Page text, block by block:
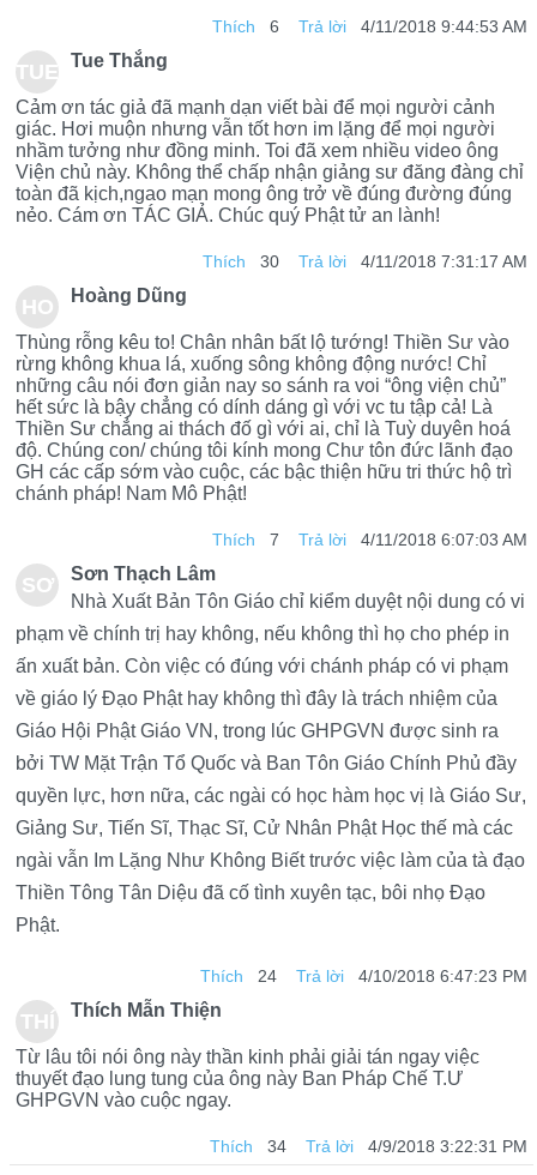
KH
OA
Thích 6 Trả lời 4/11/2018 9:44:53 AM
TUE
TH
ẮN
G
Tue Thắng
Cảm ơn tác giả đã mạnh dạn viết bài để mọi người cảnh
giác. Hơi muộn nhưng vẫn tốt hơn im lặng để mọi người
nhầm tưởng như đồng minh. Toi đã xem nhiều video ông
Viện chủ này. Không thể chấp nhận giảng sư đăng đàng chỉ
toàn đã kịch,ngao mạn mong ông trở về đúng đường đúng
nẻo. Cám ơn TÁC GIẢ. Chúc quý Phật tử an lành!
Thích 30 Trả lời 4/11/2018 7:31:17 AM
HO
ÀN
G
DŨ
NG
Hoàng Dũng
Thùng rỗng kêu to! Chân nhân bất lộ tướng! Thiền Sư vào
rừng không khua lá, xuống sông không động nước! Chỉ
những câu nói đơn giản nay so sánh ra voi “ông viện chủ”
hết sức là bậy chẳng có dính dáng gì với vc tu tập cả! Là
Thiền Sư chẳng ai thách đố gì với ai, chỉ là Tuỳ duyên hoá
độ. Chúng con/ chúng tôi kính mong Chư tôn đức lãnh đạo
GH các cấp sớm vào cuộc, các bậc thiện hữu tri thức hộ trì
chánh pháp! Nam Mô Phật!
Thích 7 Trả lời 4/11/2018 6:07:03 AM
SƠ
N
TH
ẠC
H
LÂ
Sơn Thạch Lâm
Nhà Xuất Bản Tôn Giáo chỉ kiểm duyệt nội dung có vi
phạm về chính trị hay không, nếu không thì họ cho phép in
ấn xuất bản. Còn việc có đúng với chánh pháp có vi phạm
về giáo lý Đạo Phật hay không thì đây là trách nhiệm của
Giáo Hội Phật Giáo VN, trong lúc GHPGVN được sinh ra
bởi TW Mặt Trận Tổ Quốc và Ban Tôn Giáo Chính Phủ đầy
quyền lực, hơn nữa, các ngài có học hàm học vị là Giáo Sư,
Giảng Sư, Tiến Sĩ, Thạc Sĩ, Cử Nhân Phật Học thế mà các
ngài vẫn Im Lặng Như Không Biết trước việc làm của tà đạo
Thiền Tông Tân Diệu đã cố tình xuyên tạc, bôi nhọ Đạo
Phật.
Thích 24 Trả lời 4/10/2018 6:47:23 PM
THÍ
CH
MẪ
Thích Mẫn Thiện
Từ lâu tôi nói ông này thần kinh phải giải tán ngay việc
thuyết đạo lung tung của ông này Ban Pháp Chế T.Ư
GHPGVN vào cuộc ngay.
Thích 34 Trả lời 4/9/2018 3:22:31 PM